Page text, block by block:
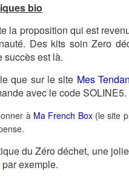
bio
la proposition qui est
Des kits soin Zero
succès est là.
que sur le site Mes
avec le code SOLINE5.
à Ma French Box(le site
du Zéro déchet, une
par exemple.